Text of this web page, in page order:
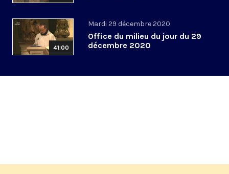
41:00
Mardi 29 décembre 2020
Office du milieu du jour du 29
décembre 2020